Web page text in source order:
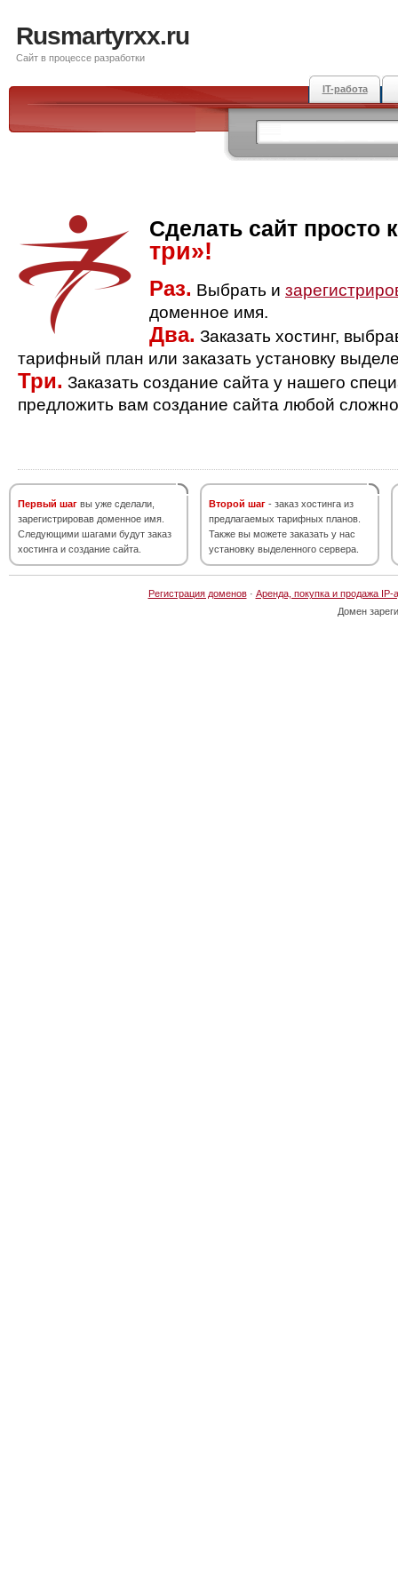
Rusmartyrxx.ru
Сайт в процессе разработки
IT-работа
Сделать сайт просто
три»!
Раз. Выбрать и
доменное имя.
Два. Заказать хостинг,
тарифный план или заказать установку
Три. Заказать создание сайта у нашего
предложить вам создание сайта любой
Первый шаг вы уже сделали,
зарегистрировав доменное имя.
Следующими шагами будут заказ
хостинга и создание сайта.
Второй шаг - заказ хостинга из
предлагаемых тарифных планов.
Также вы можете заказать у нас
установку выделенного сервера.
Регистрация доменов· Аренда, покупка и продажа IP-
Домен